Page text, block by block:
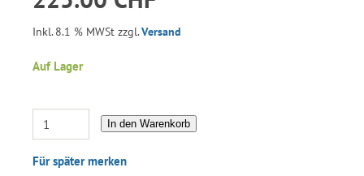
Inkl. 8.1 % MWSt zzgl.Versand
Auf Lager
In den Warenkorb
Für später merken